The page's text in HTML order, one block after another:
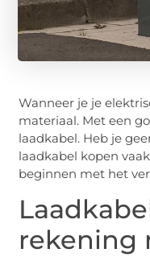
Wanneer je je
materiaal. Met een
laadkabel. Heb je
laadkabel kopen
beginnen met het
rekening